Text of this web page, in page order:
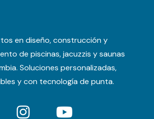
en diseño, construcción y
de piscinas, jacuzzis y saunas
Soluciones personalizadas,
y con tecnología de punta.